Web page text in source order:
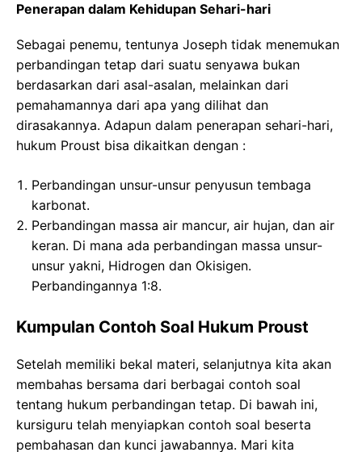
Penerapan dalam Kehidupan Sehari-hari
Sebagai penemu, tentunya Joseph tidak menemukan
perbandingan tetap dari suatu senyawa bukan
berdasarkan dari asal-asalan, melainkan dari
pemahamannya dari apa yang dilihat dan
dirasakannya. Adapun dalam penerapan sehari-hari,
hukum Proust bisa dikaitkan dengan :
Perbandingan unsur-unsur penyusun tembaga
karbonat.
Perbandingan massa air mancur, air hujan, dan air
keran. Di mana ada perbandingan massa unsur-
unsur yakni, Hidrogen dan Okisigen.
Perbandingannya 1:8.
Kumpulan Contoh Soal Hukum Proust
Setelah memiliki bekal materi, selanjutnya kita akan
membahas bersama dari berbagai contoh soal
tentang hukum perbandingan tetap. Di bawah ini,
kursiguru telah menyiapkan contoh soal beserta
pembahasan dan kunci jawabannya. Mari kita